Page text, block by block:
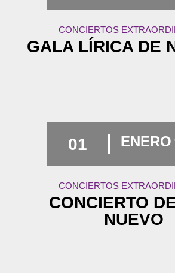
CONCIERTOS
GALA LÍRICA DE
01 ENERO
CONCIERTOS
CONCIERTO
NUEVO